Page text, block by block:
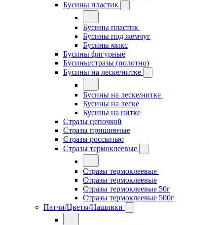
Бусины пластик
Бусины пластик
Бусины под жемчуг
Бусины микс
Бусины фигурные
Бусины/стразы (полотно)
Бусины на леске/нитке
Бусины на леске/нитке
Бусины на леске
Бусины на нитке
Стразы цепочкой
Стразы пришивные
Стразы россыпью
Стразы термоклеевые
Стразы термоклеевые
Стразы термоклеевые
Стразы термоклеевые 50г
Стразы термоклеевые 500г
Патчи/Цветы/Нашивки